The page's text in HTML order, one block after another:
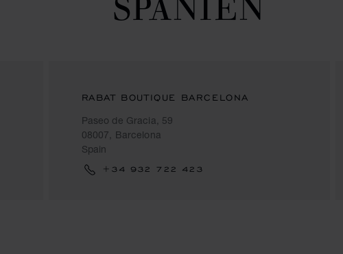
RABAT BOUTIQUE BARCELONA
Paseo de Gracia, 59
08007, Barcelona
Spain
+34 932 722 423